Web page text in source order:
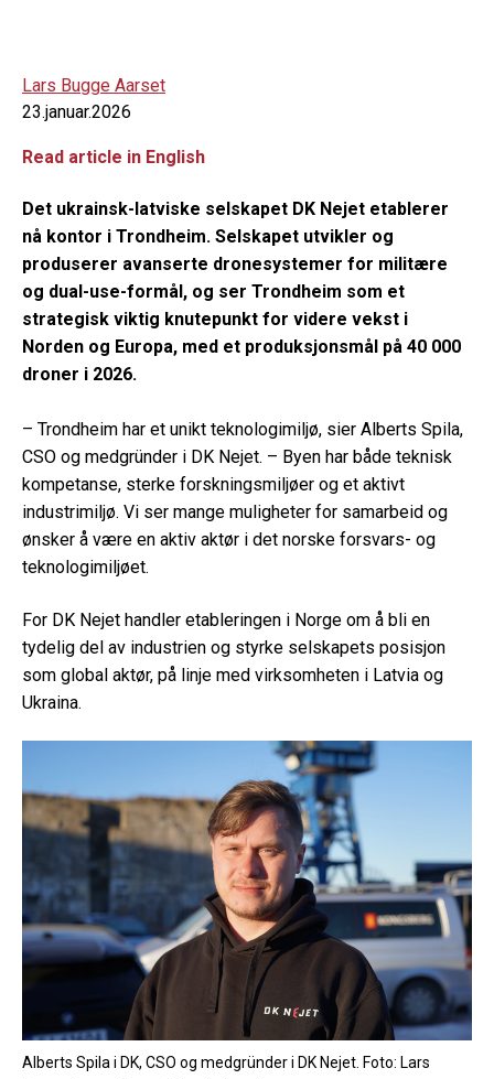
Lars Bugge Aarset
23.januar.2026
Read article in English
Det ukrainsk-latviske selskapet DK Nejet etablerer
nå kontor i Trondheim. Selskapet utvikler og
produserer avanserte dronesystemer for militære
og dual-use-formål, og ser Trondheim som et
strategisk viktig knutepunkt for videre vekst i
Norden og Europa, med et produksjonsmål på 40 000
droner i 2026.
– Trondheim har et unikt teknologimiljø, sier Alberts Spila,
CSO og medgründer i DK Nejet. – Byen har både teknisk
kompetanse, sterke forskningsmiljøer og et aktivt
industrimiljø. Vi ser mange muligheter for samarbeid og
ønsker å være en aktiv aktør i det norske forsvars- og
teknologimiljøet.
For DK Nejet handler etableringen i Norge om å bli en
tydelig del av industrien og styrke selskapets posisjon
som global aktør, på linje med virksomheten i Latvia og
Ukraina.
Alberts Spila i DK, CSO og medgründer i DK Nejet. Foto: Lars